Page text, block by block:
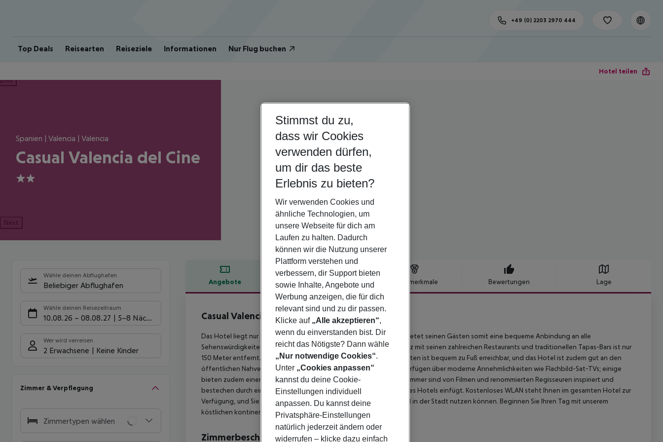
Top Deals Reisearten Reiseziele Informationen Nur Flug buchen
+49 (0) 2203 2970 444
Hotel teilen
Spanien | Valencia | Valencia
Casual Valencia del Cine
2
Next
Wähle deinen Abflughafen
Beliebiger Abflughafen
Wähle deinen Reisezeitraum
10.08.26 – 08.08.27 5-8 Nächte
Wer wird verreisen
2 Erwachsene Keine Kinder
Zimmer & Verpflegung
Zimmertypen wählen
Angebote Hotelbeschreibung Hotelmerkmale Bewertungen Lage
Hotelbeschreibung
Casual Valencia del Cine
2
Das Hotel liegt nur 200 Meter vom Bahnhof Valencia entfernt und bietet seinen Gästen somit eine bequeme Anbindung an alle
Sehenswürdigkeiten und Attraktionen der Stadt. Auch der Marktplatz mit seinen zahlreichen Restaurants und traditionellen Tapas-Bars ist nur
150 Meter entfernt. Die berühmte Stadt der Künste und Wissenschaften ist bequem zu Fuß erreichbar, und das Hotel ist zudem gut an den
öffentlichen Nahverkehr angebunden. Die schallisolierten Zimmer verfügen über moderne Annehmlichkeiten wie Flachbild-Sat-TVs; einige
bieten zudem einen Balkon mit atemberaubendem Stadtblick. Die Zimmer sind von Filmen und renommierten Regisseuren inspiriert und
bestechen durch ein malerisches Dekor, das sich perfekt in den Stil des Hotels einfügt. Kostenloses WLAN steht Ihnen im gesamten Hotel zur
Verfügung, und Sie erhalten ein mobiles WLAN-Gerät, das Sie überall in der Stadt nutzen können. Beginnen Sie Ihren Tag mit unserem
köstlichen kontinentalen Frühstücksbuffet.
Zimmerbeschreibung
Stimmst du zu,
dass wir Cookies
verwenden dürfen,
um dir das beste
Erlebnis zu bieten?
Wir verwenden Cookies und
ähnliche Technologien, um
unsere Webseite für dich am
Laufen zu halten. Dadurch
können wir die Nutzung unserer
Plattform verstehen und
verbessern, dir Support bieten
sowie Inhalte, Angebote und
Werbung anzeigen, die für dich
relevant sind und zu dir passen.
Klicke auf „Alle akzeptieren“,
wenn du einverstanden bist. Dir
reicht das Nötigste? Dann wähle
„Nur notwendige Cookies“.
Unter „Cookies anpassen“
kannst du deine Cookie-
Einstellungen individuell
anpassen. Du kannst deine
Privatsphäre-Einstellungen
natürlich jederzeit ändern oder
widerrufen – klicke dazu einfach